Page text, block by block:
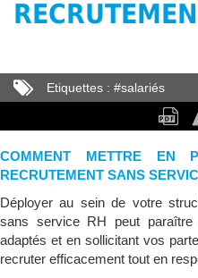
Etiquettes : #salariés
COMMENT METTRE EN
RECRUTEMENT SANS
Déployer au sein de votre
sans service RH peut
adaptés et en sollicitant vos
recruter efficacement tout en